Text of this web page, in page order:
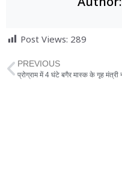
Post Views: 289
PREVIOUS